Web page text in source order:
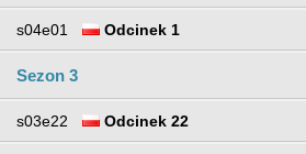
s04e01 Odcinek 1
Sezon 3
s03e22 Odcinek 22